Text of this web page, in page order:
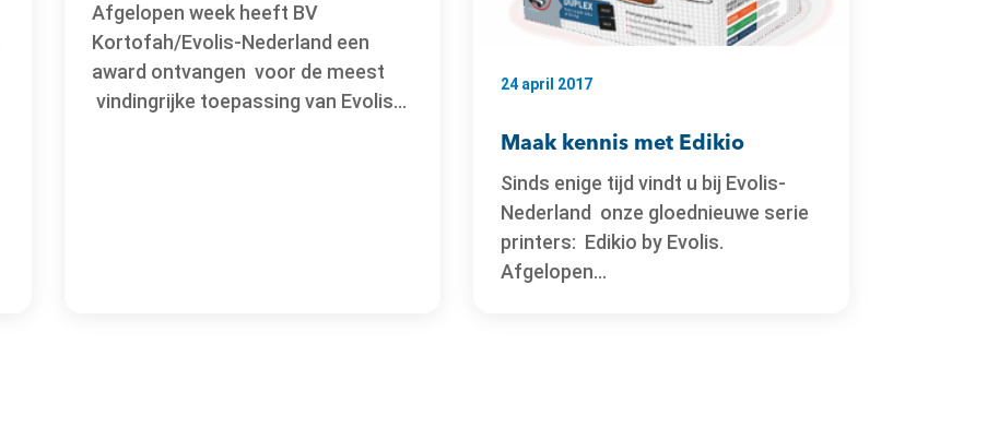
Afgelopen week heeft BV
Kortofah/Evolis-Nederland een
award ontvangen voor de meest
vindingrijke toepassing van Evolis...
24 april 2017
Maak kennis met Edikio
Sinds enige tijd vindt u bij Evolis-
Nederland onze gloednieuwe serie
printers: Edikio by Evolis.
Afgelopen...